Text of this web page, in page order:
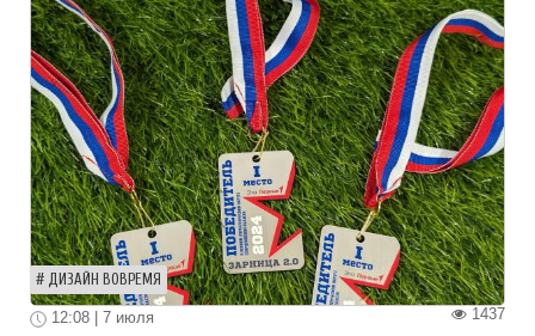
ДИЗАЙН ВОВРЕМЯ
1437
12:08 | 7 июля